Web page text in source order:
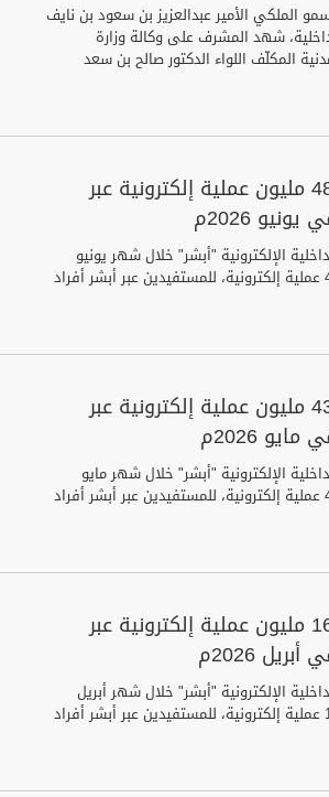
الملكي الأمير عبدالعزيز بن سعود بن نايف
شهد المشرف على وكالة وزارة
المكلّف اللواء الدكتور صالح بن سعد
أكثر من 48 مليون عملية إلكترونية عبر
2026م
الإلكترونية "أبشر" خلال شهر يونيو
الماضي 48,854,788 عملية إلكترونية، للمستفيدين عبر أبشر أفراد
أكثر من 43 مليون عملية إلكترونية عبر
2026م
الإلكترونية "أبشر" خلال شهر مايو
الماضي 43,722,443 عملية إلكترونية، للمستفيدين عبر أبشر أفراد
أكثر من 16 مليون عملية إلكترونية عبر
2026م
الإلكترونية "أبشر" خلال شهر أبريل
الماضي 16,536,826 عملية إلكترونية، للمستفيدين عبر أبشر أفراد